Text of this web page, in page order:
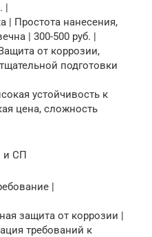
|
| Простота нанесения,
| 300-500 руб. |
от коррозии,
подготовки
устойчивость к
цена, сложность
и СП
|
защита от коррозии |
требований к